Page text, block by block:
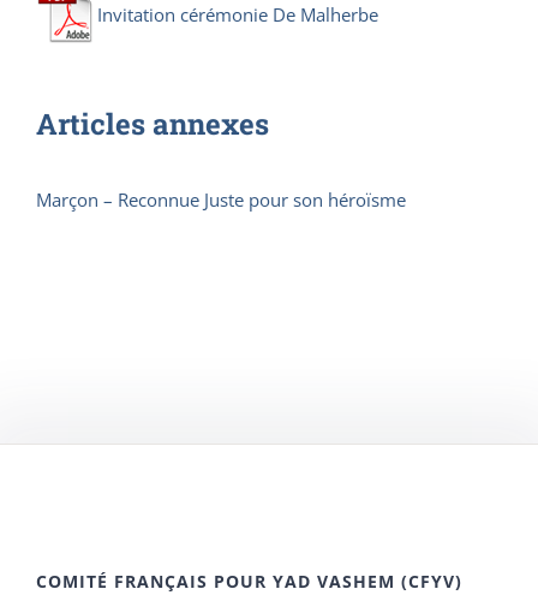
Invitation cérémonie De Malherbe
Articles annexes
Marçon – Reconnue Juste pour son héroïsme
COMITÉ FRANÇAIS POUR YAD VASHEM (CFYV)